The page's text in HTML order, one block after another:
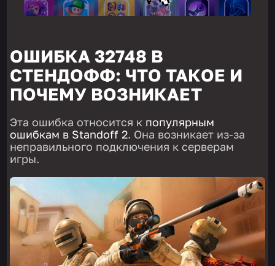
ОШИБКА 32748 В
СТЕНДОФФ: ЧТО ТАКОЕ И
ПОЧЕМУ ВОЗНИКАЕТ
Эта ошибка относится к популярным
ошибкам в Standoff 2. Она возникает из-за
неправильного подключения к серверам
игры.